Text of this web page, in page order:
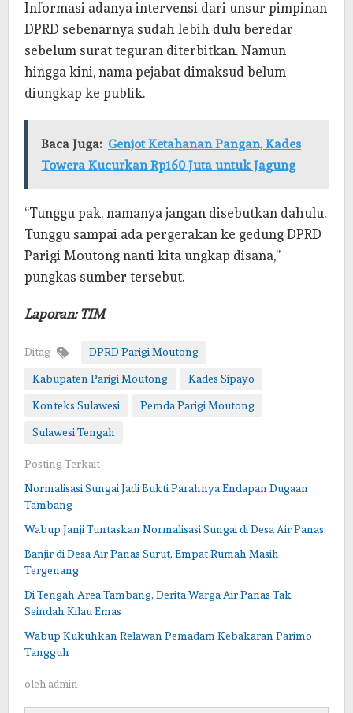
Informasi adanya intervensi dari unsur pimpinan
DPRD sebenarnya sudah lebih dulu beredar
sebelum surat teguran diterbitkan. Namun
hingga kini, nama pejabat dimaksud belum
diungkap ke publik.
Baca Juga: Genjot Ketahanan Pangan, Kades
Towera Kucurkan Rp160 Juta untuk Jagung
“Tunggu pak, namanya jangan disebutkan dahulu.
Tunggu sampai ada pergerakan ke gedung DPRD
Parigi Moutong nanti kita ungkap disana,”
pungkas sumber tersebut.
Laporan: TIM
Ditag DPRD Parigi Moutong
Kabupaten Parigi Moutong Kades Sipayo
Konteks Sulawesi Pemda Parigi Moutong
Sulawesi Tengah
Posting Terkait
Normalisasi Sungai Jadi Bukti Parahnya Endapan Dugaan
Tambang
Wabup Janji Tuntaskan Normalisasi Sungai di Desa Air Panas
Banjir di Desa Air Panas Surut, Empat Rumah Masih
Tergenang
Di Tengah Area Tambang, Derita Warga Air Panas Tak
Seindah Kilau Emas
Wabup Kukuhkan Relawan Pemadam Kebakaran Parimo
Tangguh
oleh admin